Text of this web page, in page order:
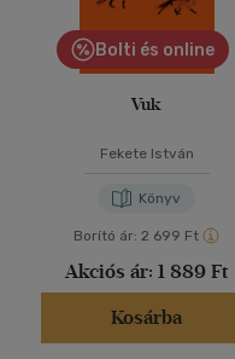
Bolti és online
Vuk
Fekete István
Könyv
Borító ár: 2 699 Ft
Akciós ár: 1 889 Ft
Kosárba